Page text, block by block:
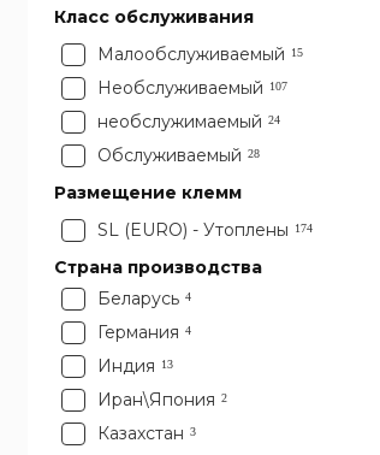
Класс обслуживания
Малообслуживаемый
15
Необслуживаемый 107
необслужимаемый 24
Обслуживаемый 28
Размещение клемм
SL (EURO) - Утоплены
174
Страна производства
Беларусь 4
Германия 4
Индия 13
Иран\Япония 2
Казахстан 3